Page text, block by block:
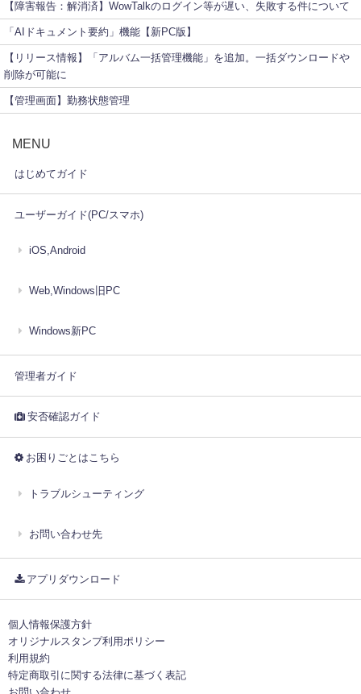
【障害報告：解消済】WowTalkのログイン等が遅い、失敗する件について
「AIドキュメント要約」機能【新PC版】
【リリース情報】「アルバム一括管理機能」を追加。一括ダウンロードや
削除が可能に
【管理画面】勤務状態管理
MENU
はじめてガイド
ユーザーガイド(PC/スマホ)
iOS,Android
Web,Windows旧PC
Windows新PC
管理者ガイド
安否確認ガイド
お困りごとはこちら
トラブルシューティング
お問い合わせ先
アプリダウンロード
個人情報保護方針
オリジナルスタンプ利用ポリシー
利用規約
特定商取引に関する法律に基づく表記